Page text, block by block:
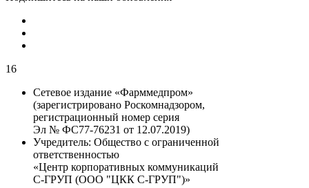
16
Сетевое издание «Фарммедпром»
(зарегистрировано Роскомнадзором,
регистрационный номер серия
Эл № ФС77-76231 от 12.07.2019)
Учредитель: Общество с ограниченной
ответственностью
«Центр корпоративных коммуникаций
С-ГРУП (ООО "ЦКК С-ГРУП")»